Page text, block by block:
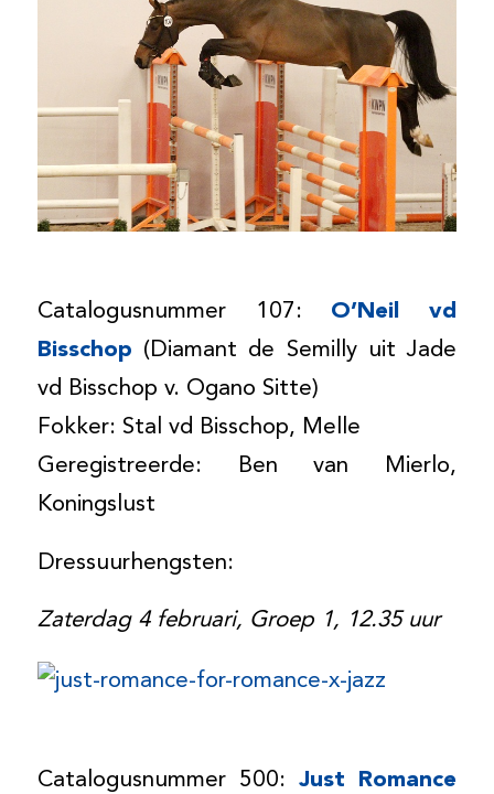
Catalogusnummer 107: O’Neil vd
Bisschop (Diamant de Semilly uit Jade
vd Bisschop v. Ogano Sitte)
Fokker: Stal vd Bisschop, Melle
Geregistreerde: Ben van Mierlo,
Koningslust
Dressuurhengsten:
Zaterdag 4 februari, Groep 1, 12.35 uur
Catalogusnummer 500:Just Romance